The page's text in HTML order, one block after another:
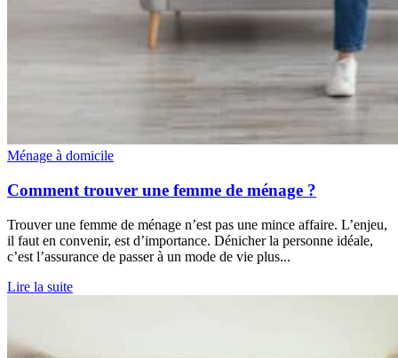
Ménage à domicile
Comment trouver une femme de ménage ?
Trouver une femme de ménage n’est pas une mince affaire. L’enjeu,
il faut en convenir, est d’importance. Dénicher la personne idéale,
c’est l’assurance de passer à un mode de vie plus...
Lire la suite